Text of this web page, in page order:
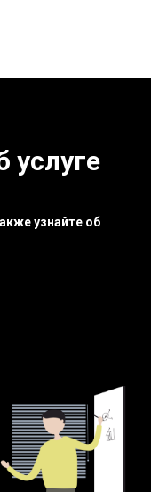
услуге
узнайте об